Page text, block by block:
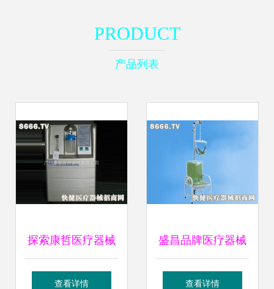
PRODUCT
产品列表
探索康哲医疗器械
产品的加盟之道
查看详情
盛昌品牌医疗器械
产品 产品图片 加
查看详情